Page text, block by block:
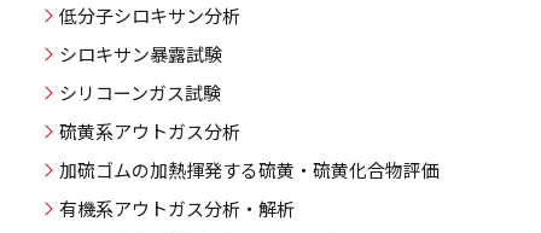
低分子シロキサン分析
シロキサン暴露試験
シリコーンガス試験
硫黄系アウトガス分析
加硫ゴムの加熱揮発する硫黄・硫黄化合物評価
有機系アウトガス分析・解析